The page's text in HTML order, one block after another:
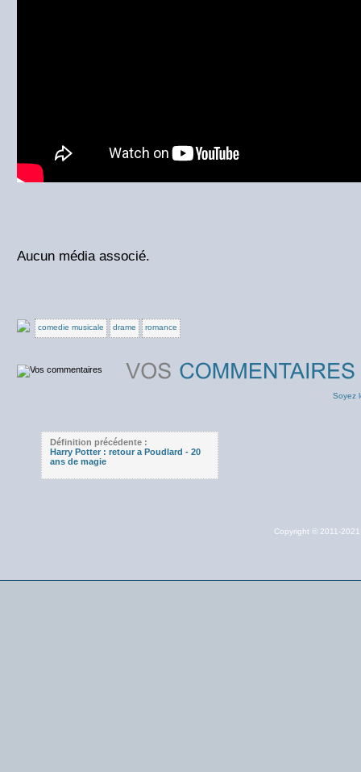
Aucun média associé.
comedie musicale drame romance
Soyez
Définition précédente :
Harry Potter : retour a Poudlard - 20
ans de magie
Copyright © 2011-